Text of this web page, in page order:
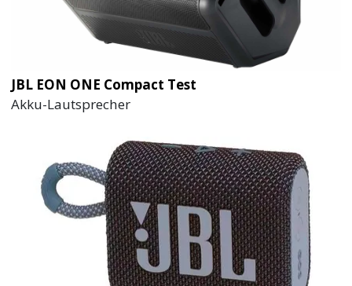
JBL EON ONE Compact Test
Akku-Lautsprecher